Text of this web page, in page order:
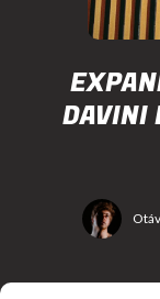
DAVINI